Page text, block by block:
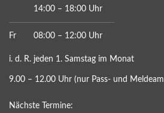
14:00 – 18:00 Uhr
Fr 08:00 – 12:00 Uhr
i. d. R. jeden 1. Samstag im Monat
9.00 – 12.00 Uhr (nur Pass- und
Nächste Termine: